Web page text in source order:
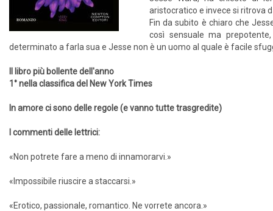
aristocratico e invece si ritrova
Fin da subito è chiaro che
così sensuale ma
determinato a farla sua e Jesse non è un uomo al quale è facile
Il libro più bollente dell'anno
1° nella classifica del New York Times
In amore ci sono delle regole (e vanno tutte trasgredite)
I commenti delle lettrici:
«Non potrete fare a meno di innamorarvi.»
«Impossibile riuscire a staccarsi.»
«Erotico, passionale, romantico. Ne vorrete ancora.»